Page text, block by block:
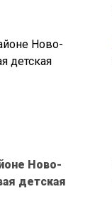
Ново-
детская